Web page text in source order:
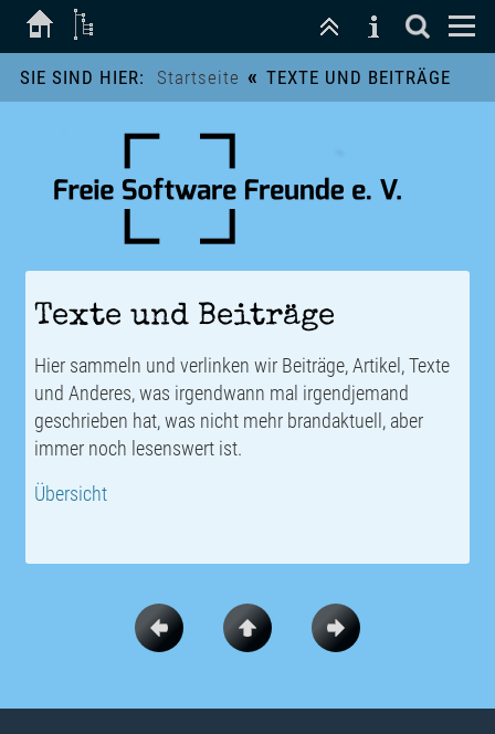
SIE SIND HIER: Startseite « TEXTE UND BEITRÄGE
Texte und Beiträge
Hier sammeln und verlinken wir Beiträge, Artikel, Texte
und Anderes, was irgendwann mal irgendjemand
geschrieben hat, was nicht mehr brandaktuell, aber
immer noch lesenswert ist.
Übersicht